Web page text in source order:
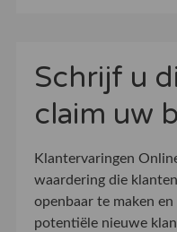
Schrijf u
claim uw
Klantervaringen
waardering die
openbaar te maken
potentiële nieuwe